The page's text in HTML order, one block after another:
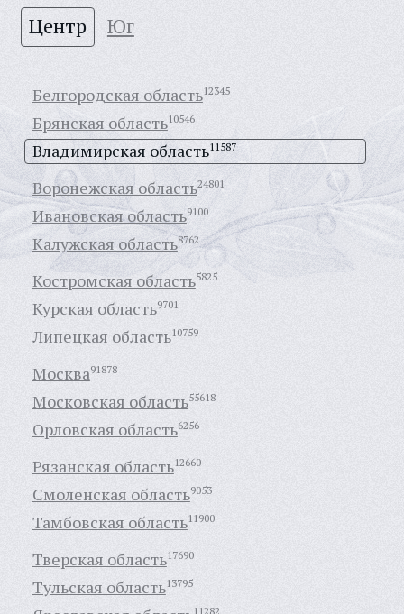
Центр
Юг
Белгородская область12345
Брянская область10546
Владимирская область11587
Воронежская область24801
Ивановская область9100
Калужская область8762
Костромская область5825
Курская область9701
Липецкая область10759
Москва91878
Московская область55618
Орловская область6256
Рязанская область12660
Смоленская область9053
Тамбовская область11900
Тверская область17690
Тульская область13795
11282